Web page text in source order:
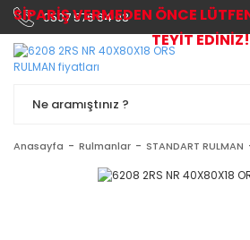
0507 576 64 03
Anasayfa Rulmanlar STANDART RULMAN
SİPARİŞ VERMEDEN ÖNCE
TEYİT EDİNİZ!